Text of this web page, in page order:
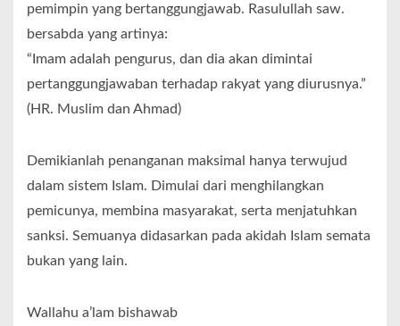
pemimpin yang bertanggungjawab. Rasulullah saw.
bersabda yang artinya:
“Imam adalah pengurus, dan dia akan dimintai
pertanggungjawaban terhadap rakyat yang diurusnya.”
(HR. Muslim dan Ahmad)
Demikianlah penanganan maksimal hanya terwujud
dalam sistem Islam. Dimulai dari menghilangkan
pemicunya, membina masyarakat, serta menjatuhkan
sanksi. Semuanya didasarkan pada akidah Islam semata
bukan yang lain.
Wallahu a’lam bishawab️